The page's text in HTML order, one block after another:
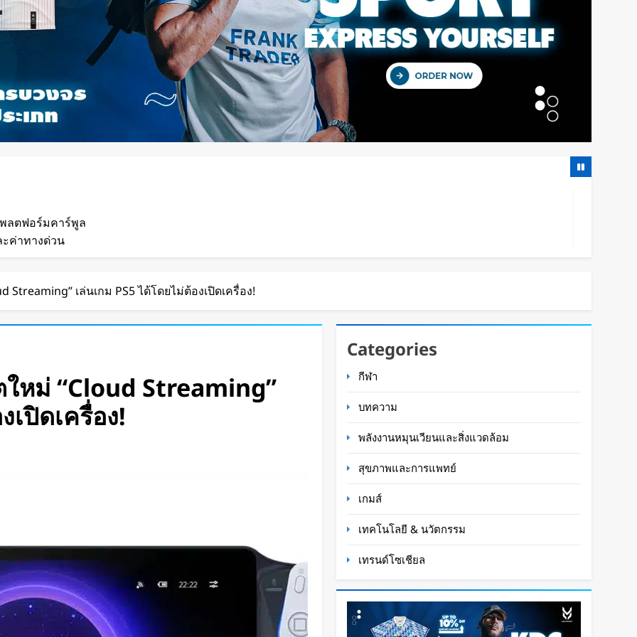
พลตฟอร์มคาร์พูล
ค่าทางด่วน
Stella Juva รถ
ของโลก วิ่งไกล
Pass เปลี่ยนแว่น
มือนขนาด 26 ฟุต
Vision มองกลาง
Streaming” เล่นเกม PS5 ได้โดยไม่ต้องเปิดเครื่อง!
หม่ “Cloud Streaming”
เปิดเครื่อง!
Categories
กีฬา
บทความ
พลังงานหมุนเวียนและสิ่งแวดล้อม
สุขภาพและการแพทย์
เกมส์
เทคโนโลยี & นวัตกรรม
เทรนด์โซเชียล